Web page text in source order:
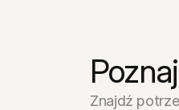
Znajdź